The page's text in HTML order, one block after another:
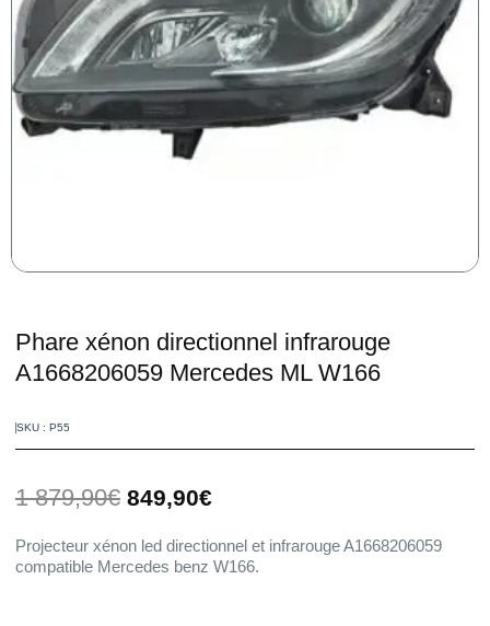
Phare xénon directionnel infrarouge
A1668206059 Mercedes ML W166
SKU : P55
1 879,90€ Le
prix
initial
était :
1
849,90€Le
actuel
est :
849,90€.
Projecteur xénon led directionnel et infrarouge A1668206059
compatible Mercedes benz W166.